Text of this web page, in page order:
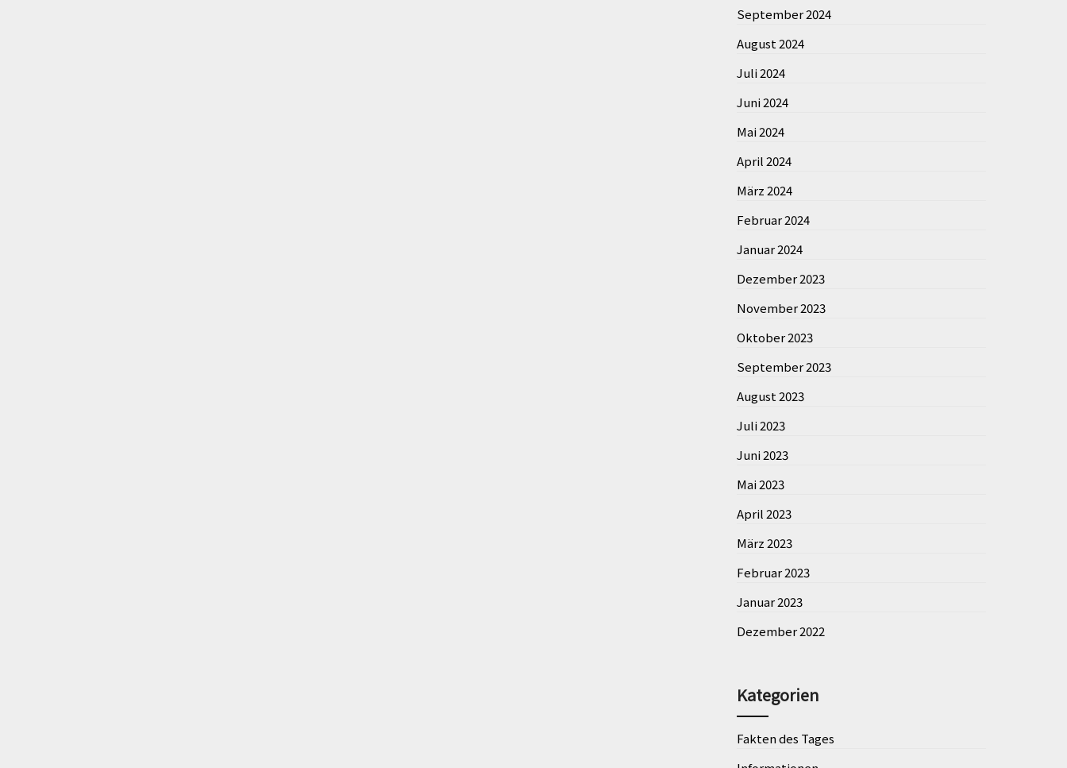
September 2024
August 2024
Juli 2024
Juni 2024
Mai 2024
April 2024
März 2024
Februar 2024
Januar 2024
Dezember 2023
November 2023
Oktober 2023
September 2023
August 2023
Juli 2023
Juni 2023
Mai 2023
April 2023
März 2023
Februar 2023
Januar 2023
Dezember 2022
Kategorien
Fakten des Tages